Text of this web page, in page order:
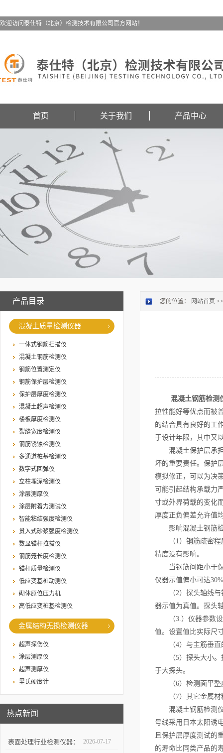
欢迎访问泰仕特（北京）检测技术有限公司官方网站！
首页 关于我们 产品中心
产品目录
混凝土质量检测仪器
一体式钢筋扫描仪
混凝土钢筋检测仪
钢筋位置测定仪
钢筋保护层检测仪
保护层厚度检测仪
混凝土超声检测仪
楼板厚度检测仪
裂缝宽度检测仪
钢筋锈蚀检测仪
多通道桩基检测仪
数字式回弹仪
立柱埋深检测仪
涂层测厚仪
涂层附着力测试仪
智能粘结强度检测仪
贯入式砂浆强度检测仪
数显锚杆拉拔仪
钢筋笼长度检测仪
锚杆质量检测仪
低应变基桩动测仪
砌体原位压力机
高低应变桩基检测仪
金属结构无损检测仪器
超声探伤仪
涂层测厚仪
超声测厚仪
里氏硬度计
热点新闻
表面处理行业检测仪器： 2026-07-17
您的位置： 网站首页
混凝土钢筋检测
拉性能好等优点而被
的结合具有良好的工
于设计年限，其中又
混凝土保护层承担
坏的重要责任。保护
模拟修正，可以为决
可能引起结构承载力
寸或外界荷载的变化
厚度正负偏差允许值
影响混凝土钢筋检
（1）钢筋疏密程度
精度没有影响。
当钢筋间距小于保
仪器示值偏小可达
（2）探头轴线与钢
器示值为真值。探头
（3.）仪器参数设
值。设置值比实际尺
（4）与主筋垂直的
（5）探头大小。探
于大探头。
（6）检测面平整
（7）其它金属材料
混凝土钢筋检测仪
号线采用日本太阳诱
且保护层厚度测试的
的寿命比同类产品的